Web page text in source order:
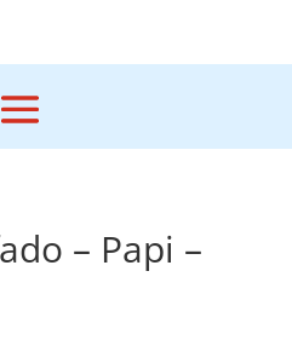
– Papi –